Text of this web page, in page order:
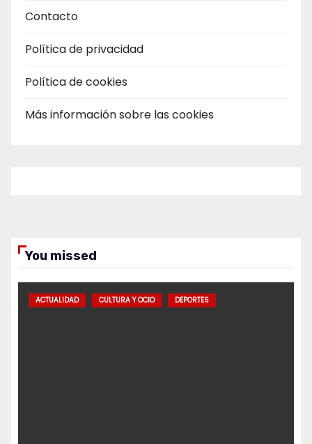
Contacto
Política de privacidad
Política de cookies
Más información sobre las cookies
You missed
ACTUALIDAD CULTURA Y OCIO DEPORTES